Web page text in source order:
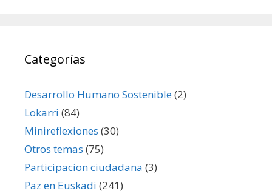
Categorías
Desarrollo Humano Sostenible(2)
Lokarri (84)
Minireflexiones (30)
Otros temas (75)
Participacion ciudadana (3)
Paz en Euskadi (241)